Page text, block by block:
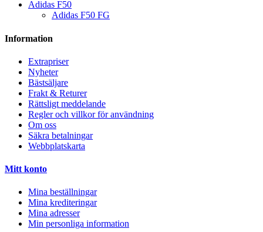
Adidas F50
Adidas F50 FG
Information
Extrapriser
Nyheter
Bästsäljare
Frakt & Returer
Rättsligt meddelande
Regler och villkor för användning
Om oss
Säkra betalningar
Webbplatskarta
Mitt konto
Mina beställningar
Mina krediteringar
Mina adresser
Min personliga information